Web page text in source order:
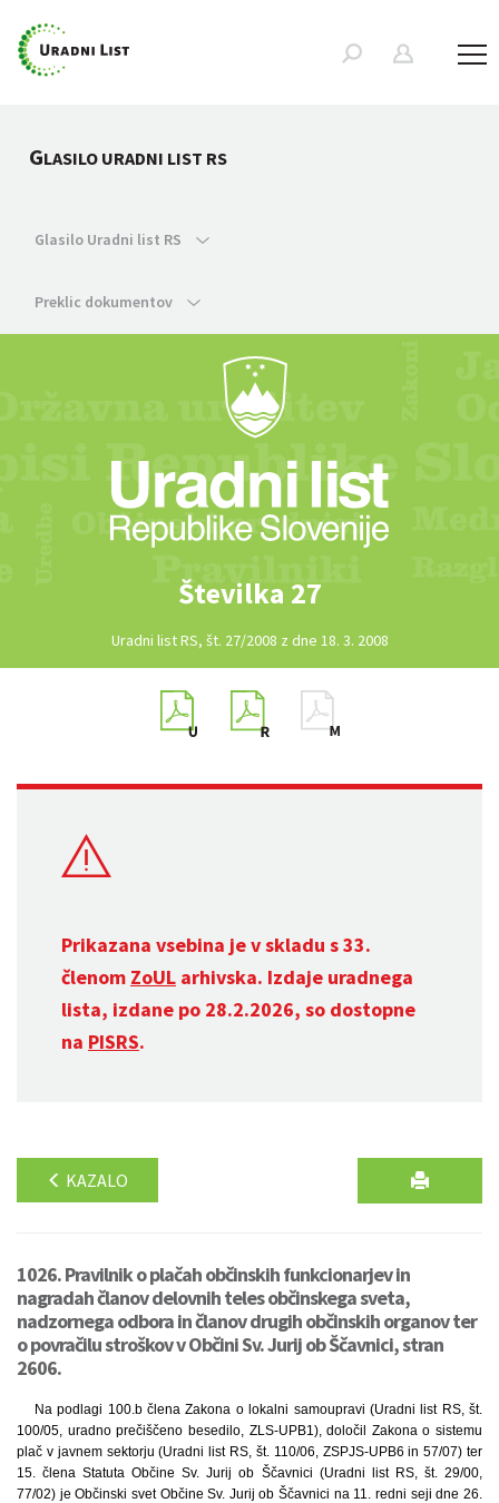
GLASILO URADNI LIST RS
Glasilo Uradni list RS
Preklic dokumentov
Številka 27
Uradni list RS, št. 27/2008 z dne 18. 3. 2008
Prikazana vsebina je v skladu s 33.
členom ZoUL arhivska. Izdaje uradnega
lista, izdane po 28.2.2026, so dostopne
na PISRS.
KAZALO
1026. Pravilnik o plačah občinskih funkcionarjev in
nagradah članov delovnih teles občinskega sveta,
nadzornega odbora in članov drugih občinskih organov ter
o povračilu stroškov v Občini Sv. Jurij ob Ščavnici, stran
2606.
Na podlagi 100.b člena Zakona o lokalni samoupravi (Uradni list RS, št.
100/05, uradno prečiščeno besedilo, ZLS-UPB1), določil Zakona o sistemu
plač v javnem sektorju (Uradni list RS, št. 110/06, ZSPJS-UPB6 in 57/07) ter
15. člena Statuta Občine Sv. Jurij ob Ščavnici (Uradni list RS, št. 29/00,
77/02) je Občinski svet Občine Sv. Jurij ob Ščavnici na 11. redni seji dne 26.